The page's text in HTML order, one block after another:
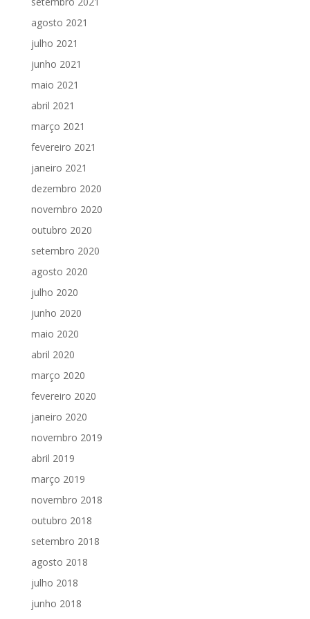
agosto 2021
julho 2021
junho 2021
maio 2021
abril 2021
março 2021
fevereiro 2021
janeiro 2021
dezembro 2020
novembro 2020
outubro 2020
setembro 2020
agosto 2020
julho 2020
junho 2020
maio 2020
abril 2020
março 2020
fevereiro 2020
janeiro 2020
novembro 2019
abril 2019
março 2019
novembro 2018
outubro 2018
setembro 2018
agosto 2018
julho 2018
junho 2018